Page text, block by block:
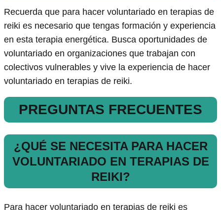
Recuerda que para hacer voluntariado en terapias de
reiki es necesario que tengas formación y experiencia
en esta terapia energética. Busca oportunidades de
voluntariado en organizaciones que trabajan con
colectivos vulnerables y vive la experiencia de hacer
voluntariado en terapias de reiki.
PREGUNTAS FRECUENTES
¿QUÉ SE NECESITA PARA HACER
VOLUNTARIADO EN TERAPIAS DE
REIKI?
Para hacer voluntariado en terapias de reiki es